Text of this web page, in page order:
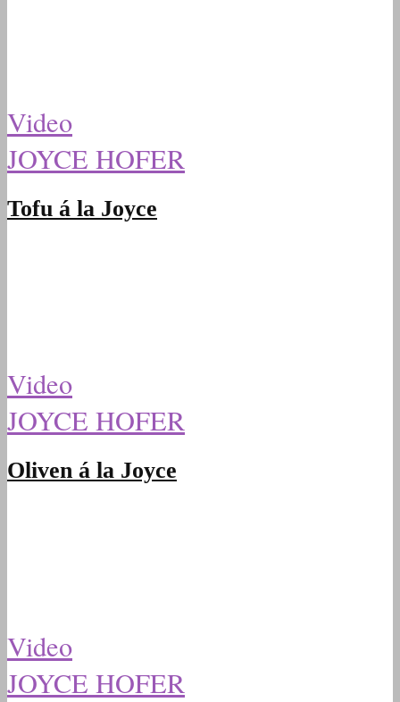
Video
JOYCE HOFER
Tofu á la Joyce
Video
JOYCE HOFER
Oliven á la Joyce
Video
JOYCE HOFER